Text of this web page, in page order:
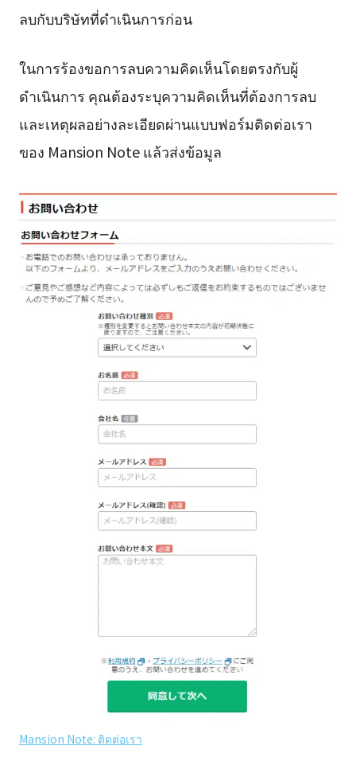
ลบกับบริษัทที่ดำเนินการก่อน
ในการร้องขอการลบความคิดเห็นโดยตรงกับผู้
ดำเนินการ คุณต้องระบุความคิดเห็นที่ต้องการลบ
และเหตุผลอย่างละเอียดผ่านแบบฟอร์มติดต่อเรา
ของ Mansion Note แล้วส่งข้อมูล
Mansion Note: ติดต่อเรา